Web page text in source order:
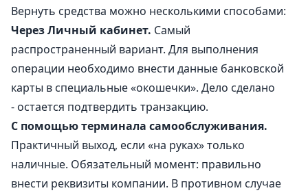
Вернуть средства можно несколькими способами:
Через Личный кабинет. Самый
распространенный вариант. Для выполнения
операции необходимо внести данные банковской
карты в специальные «окошечки». Дело сделано
- остается подтвердить транзакцию.
С помощью терминала самообслуживания.
Практичный выход, если «на руках» только
наличные. Обязательный момент: правильно
внести реквизиты компании. В противном случае